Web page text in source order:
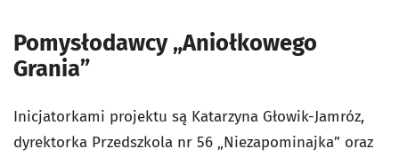
Pomysłodawcy „Aniołkowego
Grania”
Inicjatorkami projektu są Katarzyna Głowik-Jamróz,
dyrektorka Przedszkola nr 56 „Niezapominajka” oraz